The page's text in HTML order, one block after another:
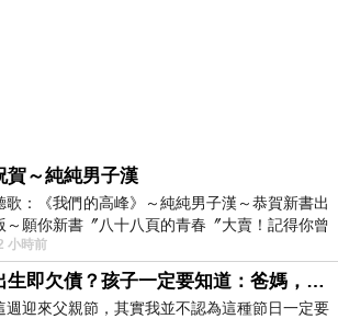
賀～純純男子漢
歌：《我們的高峰》～純純男子漢～恭賀新書出
～願你新書〞八十八頁的青春〞大賣！記得你曾
在我的版留言…「好讚的圖^^感覺大家
小時前
出生即欠債？孩子一定要知道：爸媽，其實我不欠你們
週迎來父親節，其實我並不認為這種節日一定要